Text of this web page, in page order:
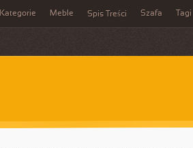
Kategorie Meble Spis Treści Szafa Tagi